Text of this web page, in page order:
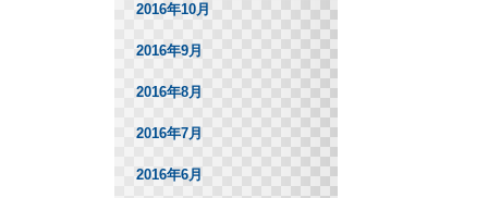
2016年10月
2016年9月
2016年8月
2016年7月
2016年6月